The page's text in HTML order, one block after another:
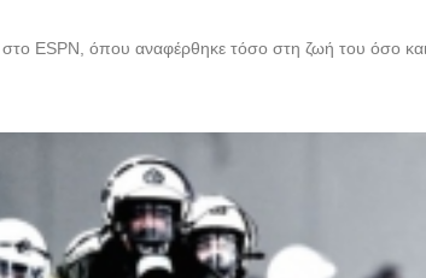
στο ESPN, όπου αναφέρθηκε τόσο στη ζωή του όσο